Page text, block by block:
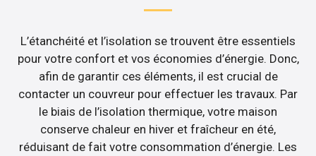
L’étanchéité et l’isolation se trouvent être essentiels
pour votre confort et vos économies d’énergie. Donc,
afin de garantir ces éléments, il est crucial de
contacter un couvreur pour effectuer les travaux. Par
le biais de l’isolation thermique, votre maison
conserve chaleur en hiver et fraîcheur en été,
réduisant de fait votre consommation d’énergie. Les